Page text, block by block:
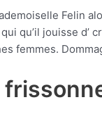
Felin
qu’il jouisse d’
femmes.